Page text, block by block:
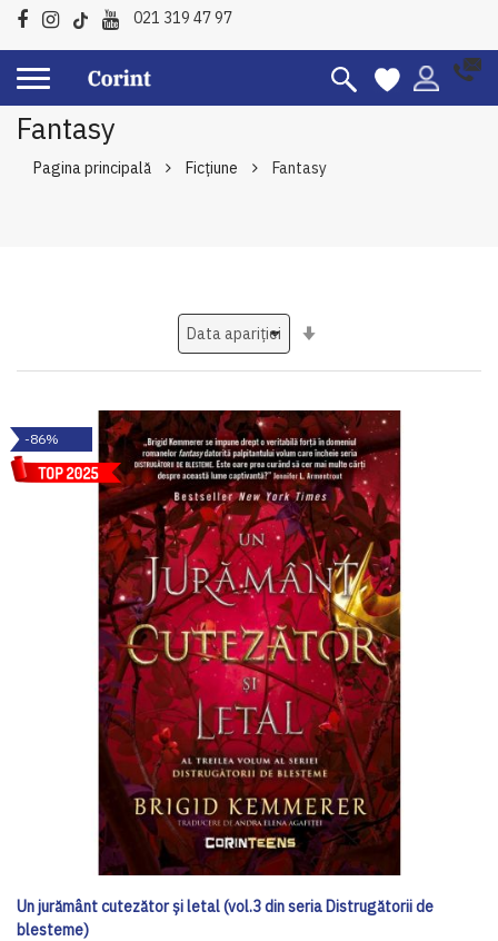
021 319 47 97
Fantasy
Pagina principală Ficțiune Fantasy
-86%
Un jurământ cutezător și letal (vol.3 din seria Distrugătorii de
blesteme)